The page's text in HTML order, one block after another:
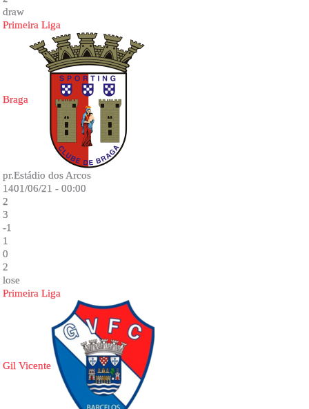
draw
Primeira Liga
Braga
pr.Estádio dos Arcos
1401/06/21 - 00:00
2
3
-1
1
0
2
lose
Primeira Liga
Gil Vicente